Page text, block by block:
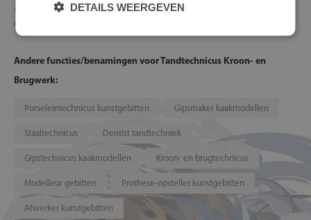
Soort
Regulier
Crebocode
Andere functies/benamingen voor Tandtechnicus Kroon- en
Brugwerk:
Porseleintechnicus kunstgebitten Gipsmaker kaakmodellen
Staaltechnicus Dentist tandtechniek
Gipstechnicus kaakmodellen Kroon- en brugtechnicus
Modelleur gebitten Prothese-opsteller kunstgebitten
Afwerker kunstgebitten
DETAILS WEERGEVEN